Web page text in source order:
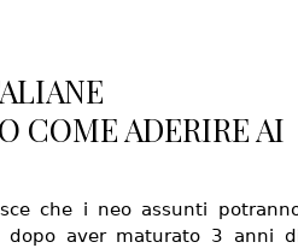
COME ADERIRE AI
che i neo assunti
dopo aver maturato 3 anni